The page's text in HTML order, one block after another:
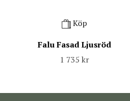
Köp
Falu Fasad Ljusröd
1 735 kr